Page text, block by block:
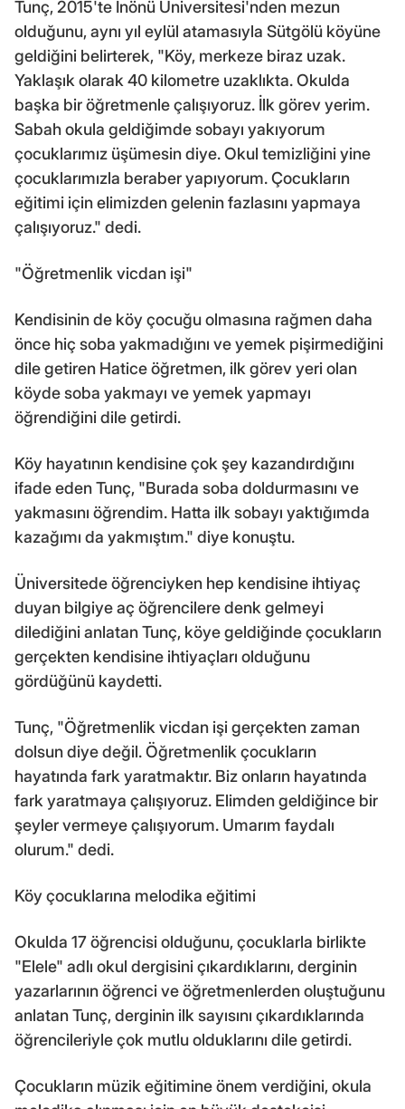
Tunç, 2015'te İnönü Üniversitesi'nden mezun
olduğunu, aynı yıl eylül atamasıyla Sütgölü köyüne
geldiğini belirterek, "Köy, merkeze biraz uzak.
Yaklaşık olarak 40 kilometre uzaklıkta. Okulda
başka bir öğretmenle çalışıyoruz. İlk görev yerim.
Sabah okula geldiğimde sobayı yakıyorum
çocuklarımız üşümesin diye. Okul temizliğini yine
çocuklarımızla beraber yapıyorum. Çocukların
eğitimi için elimizden gelenin fazlasını yapmaya
çalışıyoruz." dedi.
"Öğretmenlik vicdan işi"
Kendisinin de köy çocuğu olmasına rağmen daha
önce hiç soba yakmadığını ve yemek pişirmediğini
dile getiren Hatice öğretmen, ilk görev yeri olan
köyde soba yakmayı ve yemek yapmayı
öğrendiğini dile getirdi.
Köy hayatının kendisine çok şey kazandırdığını
ifade eden Tunç, "Burada soba doldurmasını ve
yakmasını öğrendim. Hatta ilk sobayı yaktığımda
kazağımı da yakmıştım." diye konuştu.
Üniversitede öğrenciyken hep kendisine ihtiyaç
duyan bilgiye aç öğrencilere denk gelmeyi
dilediğini anlatan Tunç, köye geldiğinde çocukların
gerçekten kendisine ihtiyaçları olduğunu
gördüğünü kaydetti.
Tunç, "Öğretmenlik vicdan işi gerçekten zaman
dolsun diye değil. Öğretmenlik çocukların
hayatında fark yaratmaktır. Biz onların hayatında
fark yaratmaya çalışıyoruz. Elimden geldiğince bir
şeyler vermeye çalışıyorum. Umarım faydalı
olurum." dedi.
Köy çocuklarına melodika eğitimi
Okulda 17 öğrencisi olduğunu, çocuklarla birlikte
"Elele" adlı okul dergisini çıkardıklarını, derginin
yazarlarının öğrenci ve öğretmenlerden oluştuğunu
anlatan Tunç, derginin ilk sayısını çıkardıklarında
öğrencileriyle çok mutlu olduklarını dile getirdi.
Çocukların müzik eğitimine önem verdiğini, okula